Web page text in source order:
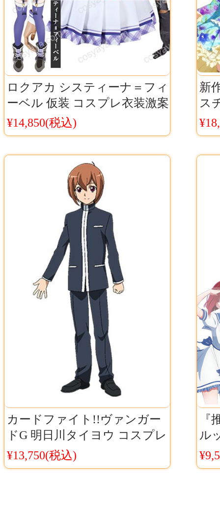
ロクアカ システィーナ＝フィ
ーベル 仮装 コスプレ衣装激案
ロクでなし魔術講師と禁忌教
典 白猫 システィーナ 魔法学
生制服 コスチューム
¥14,850(税込)
新
ス
絢
装
カードファイト!!ヴァンガー
ドG 明日川タイヨウ コスプレ
衣装 あすかわたいよう 黒い
制服衣装 通販
¥13,750(税込)
『
ル